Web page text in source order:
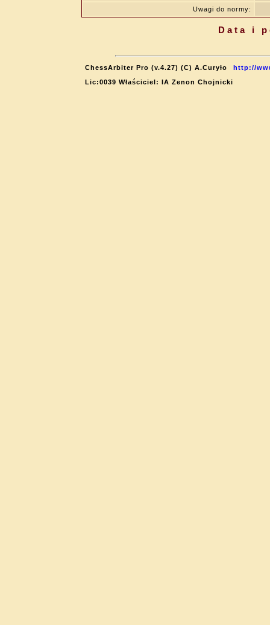
Uwagi do normy:
Data i
ChessArbiter Pro (v.4.27) (C) A.Curyło
http://
Lic:0039 Właściciel: IA Zenon Chojnicki